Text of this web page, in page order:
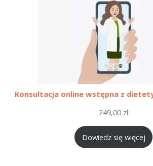
Konsultacja online wstępna z
249,00 zł
Dowiedz się więcej